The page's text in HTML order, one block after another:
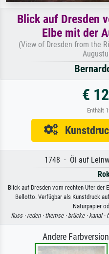
Blick auf Dresden
Elbe mit der
(View of Dresden from the
€
Enthält
1748 · Öl auf
Blick auf Dresden vom rechten Ufer der
Bellotto. Verfügbar als Kunstdruck
Naturpapier
fluss · reden · themse · brücke · kanal ·
Andere